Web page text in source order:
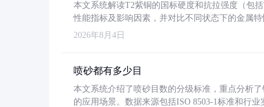
本文系统解读T2紫铜的国标硬度和抗拉强度（包
性能指标及影响因素，并对比不同状态下的金属特
2026年8月4日
喷砂都有多少目
本文系统介绍了喷砂目数的分级标准，重点分析
的应用场景。数据来源包括ISO 8503-1标准和行